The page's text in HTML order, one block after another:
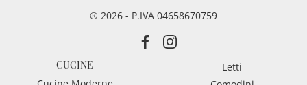
® 2026 - P.IVA 04658670759
CUCINE
Letti